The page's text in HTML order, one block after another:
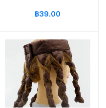
฿39.00